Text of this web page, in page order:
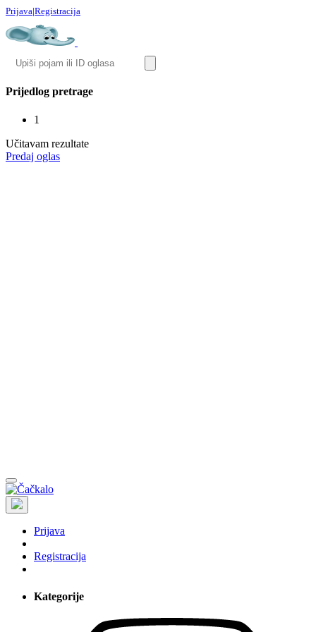
Prijava|Registracija
Prijedlog pretrage
1
Učitavam rezultate
Predaj oglas
Prijava
Registracija
Kategorije